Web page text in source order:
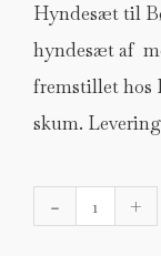
Hyndesæt til
hyndesæt af
fremstillet hos
skum.
-
Børge
+